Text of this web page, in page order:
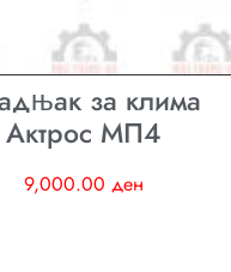
за клима
Актрос МП4
9,000.00 ден